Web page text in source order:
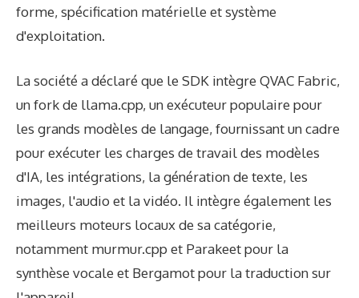
forme, spécification matérielle et système
d'exploitation.
La société a déclaré que le SDK intègre QVAC Fabric,
un fork de llama.cpp, un exécuteur populaire pour
les grands modèles de langage, fournissant un cadre
pour exécuter les charges de travail des modèles
d'IA, les intégrations, la génération de texte, les
images, l'audio et la vidéo. Il intègre également les
meilleurs moteurs locaux de sa catégorie,
notamment murmur.cpp et Parakeet pour la
synthèse vocale et Bergamot pour la traduction sur